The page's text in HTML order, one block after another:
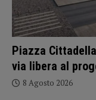
Piazza
via libera al
8 Agosto 2026